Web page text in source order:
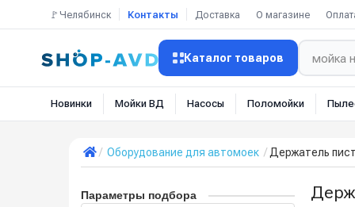
🚩Челябинск Контакты Доставка О магазине
Каталог товаров
Новинки Мойки ВД Насосы Поломойки
Оборудование для автомоек Держатель
Параметры подбора